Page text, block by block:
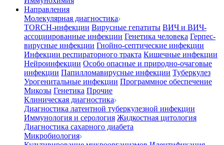
Направления
Молекулярная диагностика
TORCH-инфекции Вирусные гепатиты ВИЧ и ВИЧ-
ассоциированные инфекции Генетика человека Герпес-
вирусные инфекции Гнойно-септические инфекции
Инфекции респираторного тракта Кишечные инфекции
Нейроинфекции Особо опасные и природно-очаговые
инфекции Папилломавирусные инфекции Туберкулез
Урогенитальные инфекции Программное обеспечение
Микозы Генетика Прочие
Клиническая диагностика
Диагностика латентной туберкулезной инфекции
Иммунология и серология Жидкостная цитология
Диагностика сахарного диабета
Микробиология